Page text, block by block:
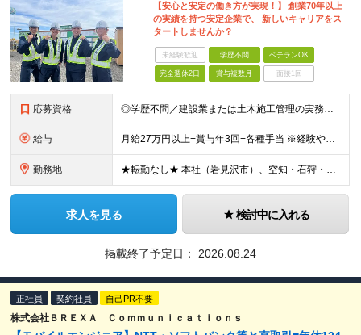
【安心と安定の働き方が実現！】 創業70年以上
の実績を持つ安定企業で、 新しいキャリアをス
タートしませんか？
未経験歓迎 学歴不問 ベテランOK
完全週休2日 賞与複数月 面接1回
応募資格 ◎学歴不問／建設業または土木施工管理の実務経験をお持ちの方 ◎普通自動車運転免許（必須）
給与 月給27万円以上+賞与年3回+各種手当 ※経験やスキルを考慮して決定 ■時間外手当 ■現場手当（基本給の10％～） ■住宅手当（月4万円／入社に際し北海道岩見沢市に転居した方に1年間支給） ■昇給
勤務地 ★転勤なし★ 本社（岩見沢市）、空知・石狩・上川管内の現場作業所
求人を見る 検討中に入れる
掲載終了予定日： 2026.08.24
正社員 契約社員 自己PR不要
株式会社ＢＲＥＸＡ Ｃｏｍｍｕｎｉｃａｔｉｏｎｓ